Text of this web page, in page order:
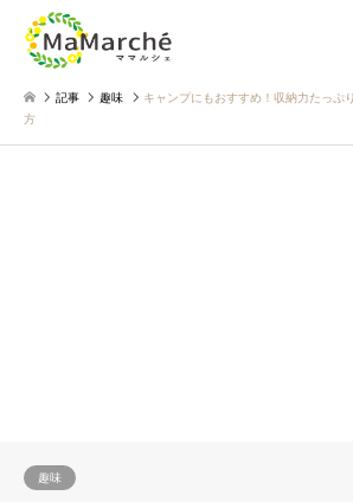
記事 趣味
キャンプにもおすすめ！収納力たっぷ
方
趣味